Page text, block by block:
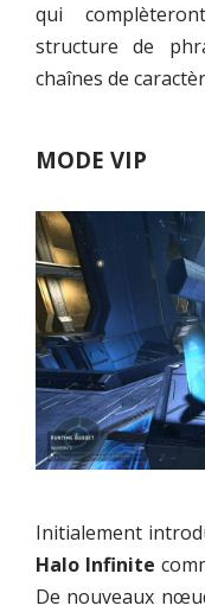
qui
structure de
chaînes de
MODE VIP
Initialement
Halo Infinite
De nouveaux